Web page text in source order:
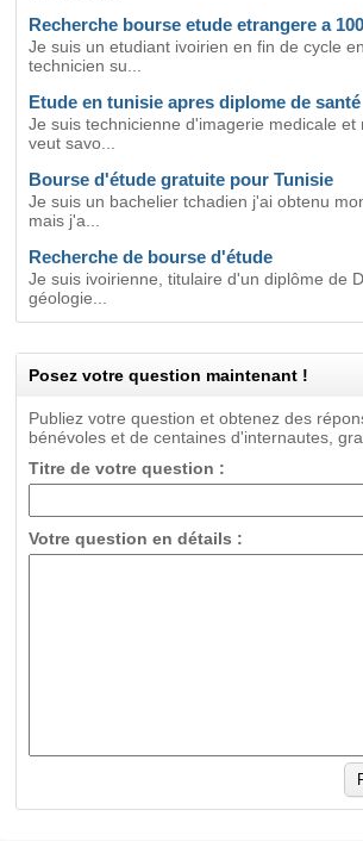
Recherche bourse etude etrangere a
Je suis un etudiant ivoirien en fin de cycle
technicien su...
Etude en tunisie apres diplome de santé
Je suis technicienne d'imagerie medicale et
veut savo...
Bourse d'étude gratuite pour Tunisie
Je suis un bachelier tchadien j'ai obtenu
mais j'a...
Recherche de bourse d'étude
Je suis ivoirienne, titulaire d'un diplôme de
géologie...
Posez votre question maintenant !
Publiez votre question et obtenez des
bénévoles et de centaines d'internautes,
Titre de votre question :
Votre question en détails :